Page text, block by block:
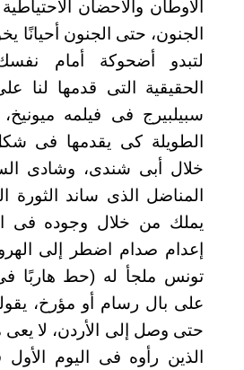
الأوطان والأحضان
الجنون، حتى الجنون أحيانًا
لتبدو أضحوكة أمام
الحقيقية التى قدمها لنا
سبيلبيرج فى فيلمه
الطويلة كى يقدمها فى
خلال أبى شندى، وشادى
المناضل الذى ساند الثورة
يملك من خلال وجوده فى
إعدام صدام اضطر إلى
تونس ملجأ له (حط هاربًا
على بال رسام أو مؤرخ،
حتى وصل إلى الأردن، لا
الذين رأوه فى اليوم الأول